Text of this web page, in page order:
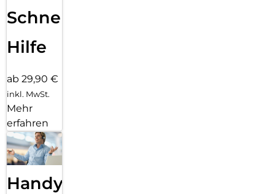
Schnelle
Hilfe
ab 29,90 €
inkl. MwSt.
Mehr
erfahren
Handy